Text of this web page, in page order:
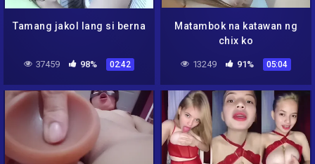
Tamang jakol lang si berna
37459 98% 02:42
Matambok na katawan ng
chix ko
13249 91% 05:04